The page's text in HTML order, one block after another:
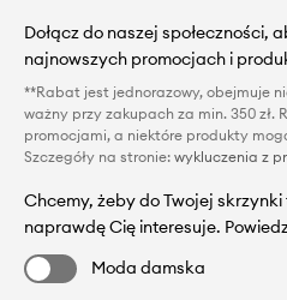
Dołącz do naszej społeczności,
najnowszych promocjach i
**Rabat jest jednorazowy, obejmuje
ważny przy zakupach za min. 350 zł.
promocjami, a niektóre produkty
Szczegóły na stronie: wykluczenia z
Chcemy, żeby do Twojej
naprawdę Cię interesuje.
Moda damska